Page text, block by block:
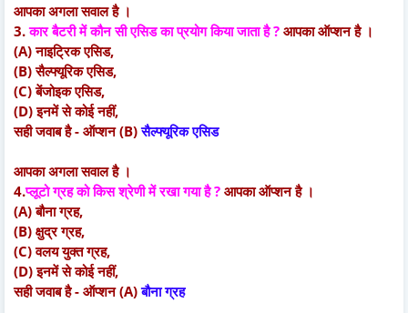
आपका अगला सवाल है ।
3.कार बैटरी में कौन सी एसिड का प्रयोग किया जाता है ? आपका ऑप्शन है ।
(A) नाइट्रिक एसिड,
(B) सैल्फ्यूरिक एसिड,
(C) बेंजोइक एसिड,
(D) इनमें से कोई नहीं,
सही जवाब है - ऑप्शन (B)सैल्फ्यूरिक एसिड
आपका अगला सवाल है ।
4.प्लूटो ग्रह को किस श्रेणी में रखा गया है ? आपका ऑप्शन है ।
(A) बौना ग्रह,
(B) क्षुद्र ग्रह,
(C) वलय युक्त ग्रह,
(D) इनमें से कोई नहीं,
सही जवाब है - ऑप्शन (A)बौना ग्रह